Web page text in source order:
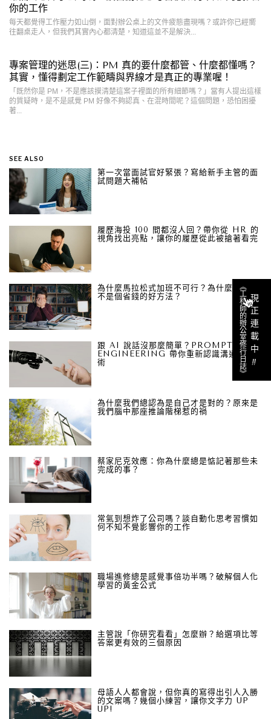
你的工作
每天都覺得工作壓力如山倒，面對辦公桌上的文件疲態盡現嗎？或許你已經嚮
往翻桌走人，但我們其實內心都清楚，知道這並不是解決...
專案管理的迷思(三)：PM 真的要什麼都管、什麼都懂嗎？
其實，懂得劃定工作範疇與界線才是真正的專業喔！
「既然你是 PM，不是應該摸清楚這案子裡面的所有細節嗎？」當有人提出這樣
的質疑時，是不是感覺 PM 好像不夠認真、在混時間呢？這個問題，恐怕困擾
著...
SEE ALSO
第一次當面試官好緊張？寫給新手主管的面
試問題大補帖
履歷海投 100 間都沒人回？帶你從 HR 的
視角找出亮點，讓你的履歷從此被搶著看完
為什麼馬拉松式加班不可行？為什麼這其實
不是個省錢的好方法？
跟 AI 說話沒那麼簡單？PROMPT
ENGINEERING 帶你重新認識溝通的藝
術
為什麼我們總認為是自己才是對的？原來是
我們腦中那座推論階梯惹的禍
蔡家尼克效應：你為什麼總是惦記著那些未
完成的事？
常氣到想炸了公司嗎？談自動化思考習慣如
何不知不覺影響你的工作
職場進修總是感覺事倍功半嗎？破解個人化
學習的黃金公式
主管說「你研究看看」怎麼辦？給選項比等
答案更有效的三個原因
母語人人都會說，但你真的寫得出引人入勝
的文案嗎？幾個小練習，讓你文字力 UP
UP!
現正連載中
‼︎
《工程師的辦公室修行日誌》